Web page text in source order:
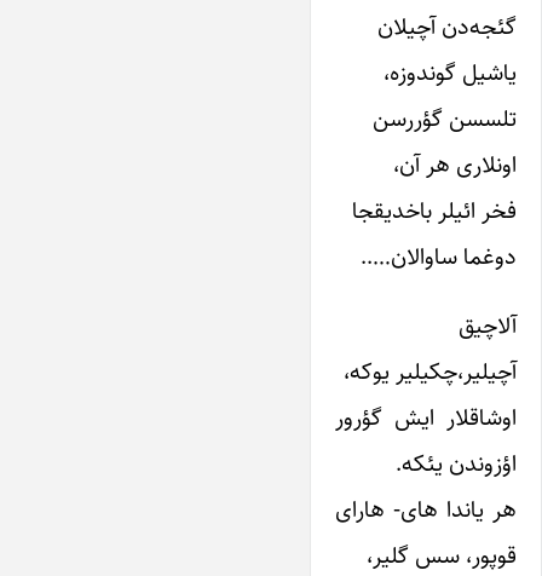
گئجه‌دن‌ آچیلان‌
یاشیل‌ گوندوزه‌،
تلسسن گؤررسن‌
اونلاری‌ هر آن،‌
فخر ائیلر باخدیقجا
دوغما ساوالان‌…..
آلاچیق
آچیلیر،چکیلیر یوکه‌،
اوشاقلار ایش‌ گؤرور
اؤزوندن‌ یئکه‌.
هر یاندا های‌- هارای‌
قوپور، سس‌ گلیر،